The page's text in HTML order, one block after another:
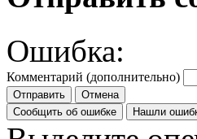
Ошибка:
Комментарий (дополнительно)
Отправить
Отмена
Сообщить об ошибке
Нашли